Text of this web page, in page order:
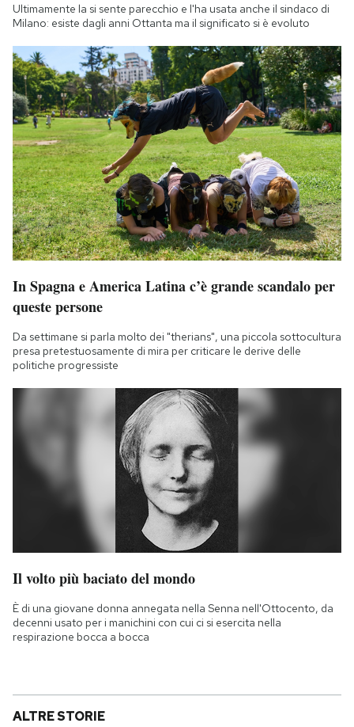
Ultimamente la si sente parecchio e l'ha usata anche il sindaco di
Milano: esiste dagli anni Ottanta ma il significato si è evoluto
In Spagna e America Latina c’è grande scandalo per
queste persone
Da settimane si parla molto dei "therians", una piccola sottocultura
presa pretestuosamente di mira per criticare le derive delle
politiche progressiste
Il volto più baciato del mondo
È di una giovane donna annegata nella Senna nell'Ottocento, da
decenni usato per i manichini con cui ci si esercita nella
respirazione bocca a bocca
ALTRE STORIE